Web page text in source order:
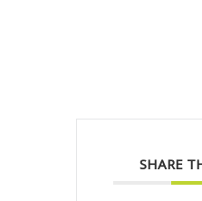
SHARE